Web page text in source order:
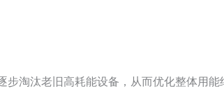
淘汰老旧高耗能设备，从而优化整体用